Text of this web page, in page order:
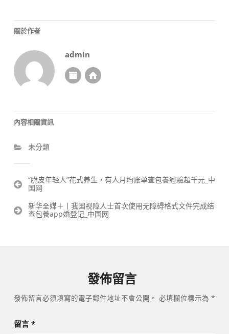
關於作者
admin
內容相關資訊
未分類
文
章
覽
“脆皮年轻人”花式养生，有人月均账单查包養經驗超千元_中
国网
新华全媒＋丨我国视障人士首次使用无障碍格式文件完成结
查包養app婚登记_中国网
發佈留言
發佈留言必須填寫的電子郵件地址不會公開。 必填欄位標示為 *
留言 *